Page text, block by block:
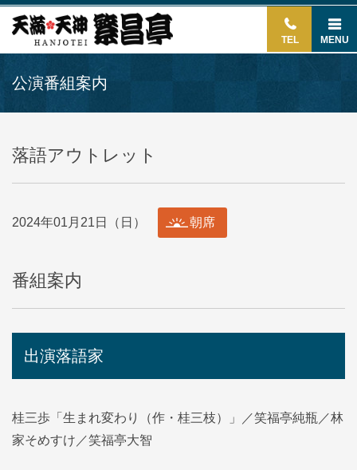
TEL MENU
公演番組案内
落語アウトレット
2024年01月21日（日） 朝席
番組案内
出演落語家
桂三歩「生まれ変わり（作・桂三枝）」／笑福亭純瓶／林
家そめすけ／笑福亭大智